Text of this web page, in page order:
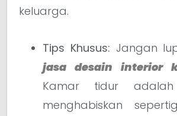
keluarga.
Tips Khusus: Jangan
jasa desain interior
Kamar tidur
menghabiskan